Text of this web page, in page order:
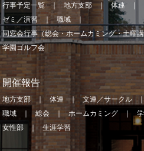
行事予定一覧 地方支部 体連
ゼミ／演習
職域
同窓会行事（総会・ホームカミング・土曜
学園ゴルフ会
開催報告
地方支部 体連 文連／サークル
職域
総会 ホームカミング
女性部
生涯学習